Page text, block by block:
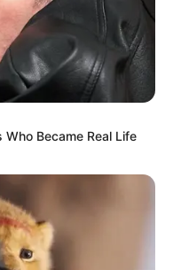
Became Real Life